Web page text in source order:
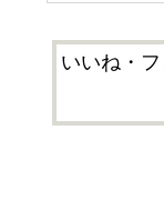
いいね・